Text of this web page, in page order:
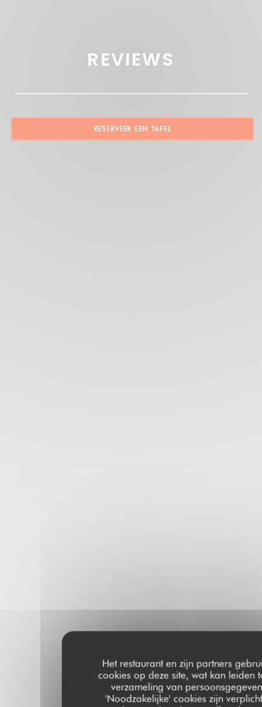
Het restaurant en zijn partners
cookies op deze site, wat kan leiden
verzameling van
'Noodzakelijke' cookies zijn
REVIEWS
RESERVEER EEN TAFEL